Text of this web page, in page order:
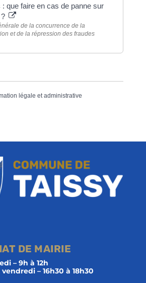
: que faire en cas de panne sur
de la concurrence de la
et de la répression des fraudes
légale et administrative
DE MAIRIE
– 9h à 12h
– 16h30 à 18h30